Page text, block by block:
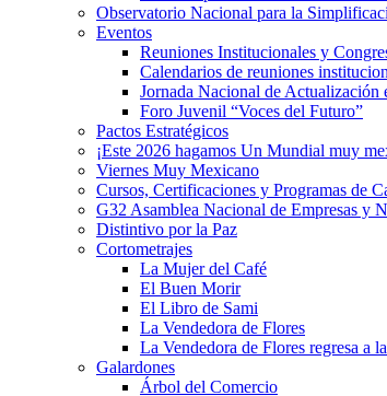
Observatorio Nacional para la
Eventos
Reuniones Institucionales y
Calendarios de reuniones
Jornada Nacional de
Foro Juvenil “Voces del Futuro”
Pactos Estratégicos
¡Este 2026 hagamos Un Mundial muy
Viernes Muy Mexicano
Cursos, Certificaciones y Programas de
G32 Asamblea Nacional de Empresas y
Distintivo por la Paz
Cortometrajes
La Mujer del Café
El Buen Morir
El Libro de Sami
La Vendedora de Flores
La Vendedora de Flores regresa a
Galardones
Árbol del Comercio